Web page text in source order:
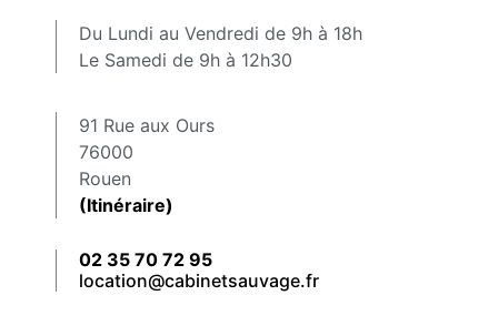
Du Lundi au Vendredi de 9h à 18h
Le Samedi de 9h à 12h30
91 Rue aux Ours
76000
Rouen
(Itinéraire)
02 35 70 72 95
location@cabinetsauvage.fr